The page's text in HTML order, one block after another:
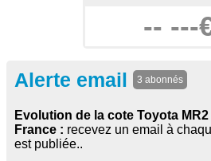
-- ---
Alerte email 3 abonnés
Evolution de la cote Toyota MR2
France : recevez un email à
est publiée..